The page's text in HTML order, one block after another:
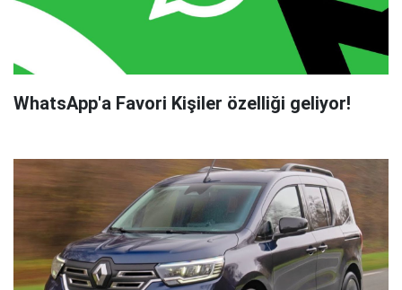
WhatsApp'a Favori Kişiler özelliği geliyor!